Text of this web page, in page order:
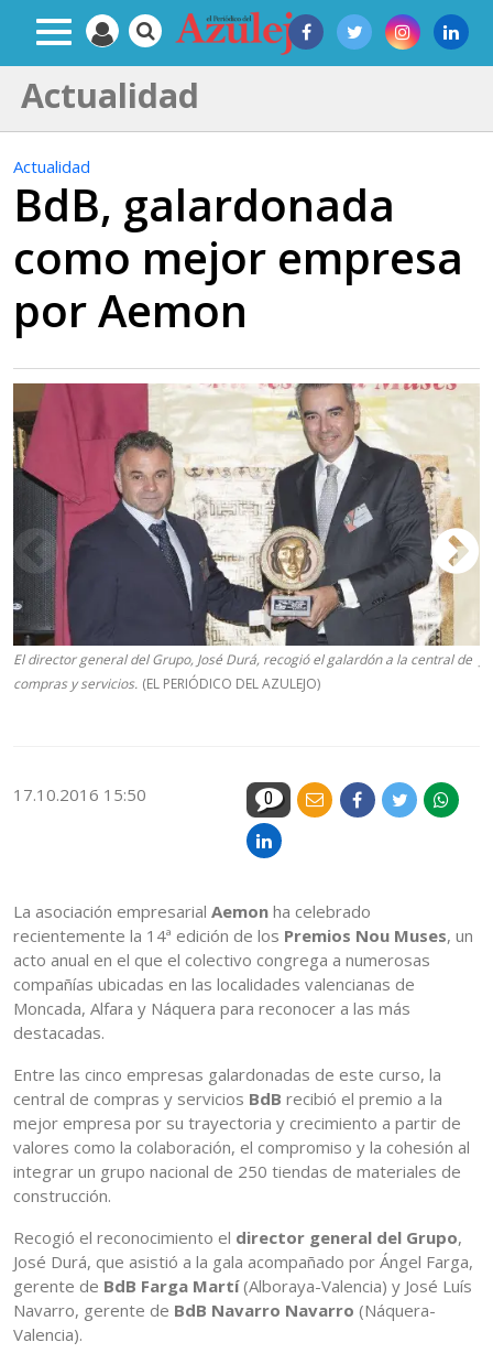
Actualidad
Actualidad
BdB, galardonada
como mejor empresa
por Aemon
El director general del Grupo, José Durá, recogió el galardón a la central de
compras y servicios. (EL PERIÓDICO DEL AZULEJO)
17.10.2016 15:50 0
La asociación empresarial Aemon ha celebrado
recientemente la 14ª edición de los Premios Nou Muses, un
acto anual en el que el colectivo congrega a numerosas
compañías ubicadas en las localidades valencianas de
Moncada, Alfara y Náquera para reconocer a las más
destacadas.
Entre las cinco empresas galardonadas de este curso, la
central de compras y servicios BdB recibió el premio a la
mejor empresa por su trayectoria y crecimiento a partir de
valores como la colaboración, el compromiso y la cohesión al
integrar un grupo nacional de 250 tiendas de materiales de
construcción.
Recogió el reconocimiento el director general del Grupo,
José Durá, que asistió a la gala acompañado por Ángel Farga,
gerente de BdB Farga Martí(Alboraya-Valencia) y José Luís
Navarro, gerente de BdB Navarro Navarro (Náquera-
Valencia).